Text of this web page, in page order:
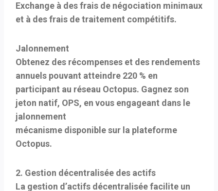
Exchange à des frais de négociation minimaux
et à des frais de traitement compétitifs.
Jalonnement
Obtenez des récompenses et des rendements
annuels pouvant atteindre 220 % en
participant au réseau Octopus. Gagnez son
jeton natif, OPS, en vous engageant dans le
jalonnement
mécanisme disponible sur la plateforme
Octopus.
2. Gestion décentralisée des actifs
La gestion d’actifs décentralisée facilite un